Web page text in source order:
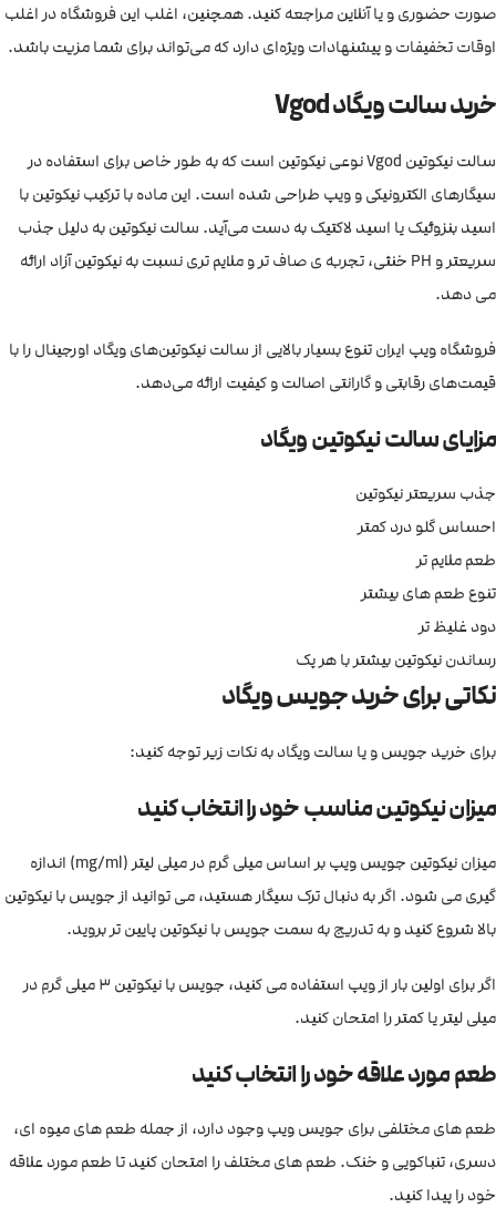
صورت حضوری و یا آنلاین مراجعه کنید. همچنین، اغلب این فروشگاه در اغلب
اوقات تخفیفات و پیشنهادات ویژه‌ای دارد که می‌تواند برای شما مزیت باشد.
خرید سالت ویگاد Vgod
سالت نیکوتین Vgod نوعی نیکوتین است که به طور خاص برای استفاده در
سیگارهای الکترونیکی و ویپ طراحی شده است. این ماده با ترکیب نیکوتین با
اسید بنزوئیک یا اسید لاکتیک به دست می‌آید. سالت نیکوتین به دلیل جذب
سریعتر و PH خنثی، تجربه ی صاف تر و ملایم تری نسبت به نیکوتین آزاد ارائه
می دهد.
فروشگاه ویپ ایران تنوع بسیار بالایی از سالت نیکوتین‌های ویگاد اورجینال را با
قیمت‌های رقابتی و گارانتی اصالت و کیفیت ارائه می‌دهد.
مزایای سالت نیکوتین ویگاد
جذب سریعتر نیکوتین
احساس گلو درد کمتر
طعم ملایم تر
تنوع طعم های بیشتر
دود غلیظ تر
رساندن نیکوتین بیشتر با هر پک
نکاتی برای خرید جویس ویگاد
برای خرید جویس و یا سالت ویگاد به نکات زیر توجه کنید:
میزان نیکوتین مناسب خود را انتخاب کنید
میزان نیکوتین جویس ویپ بر اساس میلی گرم در میلی لیتر (mg/ml) اندازه
گیری می شود. اگر به دنبال ترک سیگار هستید، می توانید از جویس با نیکوتین
بالا شروع کنید و به تدریج به سمت جویس با نیکوتین پایین تر بروید.
اگر برای اولین بار از ویپ استفاده می کنید، جویس با نیکوتین 3 میلی گرم در
میلی لیتر یا کمتر را امتحان کنید.
طعم مورد علاقه خود را انتخاب کنید
طعم های مختلفی برای جویس ویپ وجود دارد، از جمله طعم های میوه ای،
دسری، تنباکویی و خنک. طعم های مختلف را امتحان کنید تا طعم مورد علاقه
خود را پیدا کنید.